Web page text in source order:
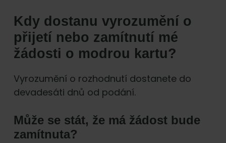
Kdy dostanu vyrozumění o
přijetí nebo zamítnutí mé
žádosti o modrou kartu?
Vyrozumění o rozhodnutí dostanete do
devadesáti dnů od podání.
Může se stát, že má žádost bude
zamítnuta?